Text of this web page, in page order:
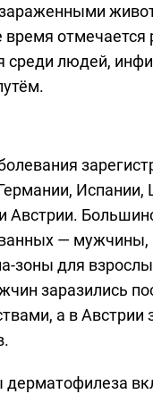
зараженными
время отмечается
среди людей,
Испании,
Австрии.
—
зоны для
заразились
а в Австрии